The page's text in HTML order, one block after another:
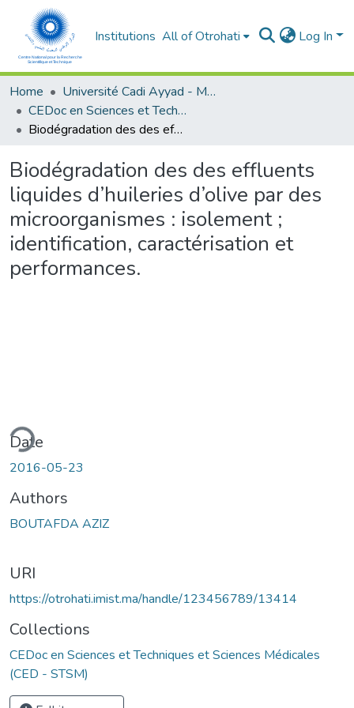
Institutions All of Otrohati Log In
Home
Université Cadi Ayyad - Marrakech
CEDoc en Sciences et Techniques et Sciences Médicales (CED - STSM)
Biodégradation des des effluents liquides d’huileries d’olive par des microorganismes : isolement ; identification, caractérisation et performances.
Biodégradation des des effluents
liquides d’huileries d’olive par des
microorganismes : isolement ;
identification, caractérisation et
performances.
Date
2016-05-23
Authors
BOUTAFDA AZIZ
URI
https://otrohati.imist.ma/handle/123456789/13414
Collections
CEDoc en Sciences et Techniques et Sciences Médicales
(CED - STSM)